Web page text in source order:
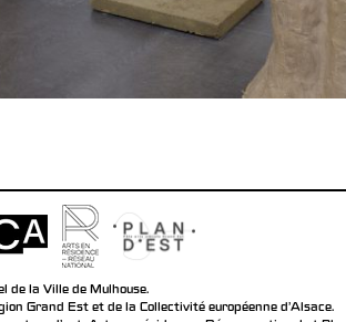
de la Ville de Mulhouse.
Grand Est et de la Collectivité européenne d’Alsace.